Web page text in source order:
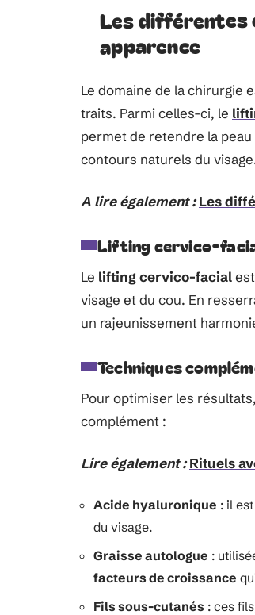
Les différentes
apparence
Le domaine de la chirurgie
traits. Parmi celles-ci, le
permet de retendre la
contours naturels du
A lire également : Les
Lifting cervico-
Le lifting cervico-facial
visage et du cou. En
un rajeunissement
Techniques
Pour optimiser les
complément :
Lire également : Rituels
Acide hyaluronique : il
du visage.
Graisse autologue :
facteurs de croissance
Fils sous-cutanés : ces